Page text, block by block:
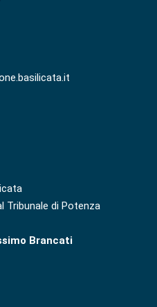
Tribunale di Potenza
Brancati